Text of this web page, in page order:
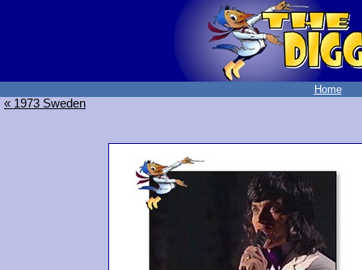
Home
« 1973 Sweden